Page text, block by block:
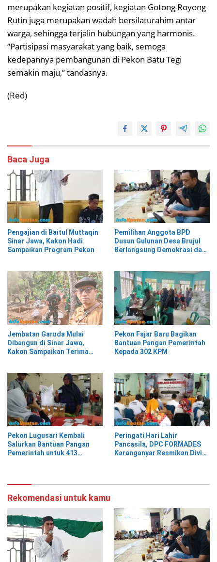
merupakan kegiatan positif, kegiatan Gotong Royong
Rutin juga merupakan wadah bersilaturahim antar
warga, sehingga terjalin hubungan yang harmonis.
“Partisipasi masyarakat yang baik, semoga
kedepannya pembangunan di Pekon Batu Tegi
semakin maju,” tandasnya.
(Red)
Baca Juga
Pengajian di Baitul Muttaqin
Sinar Jawa, Kakon Hadi
Sampaikan Program Pekon
Pemilihan Anggota BPD
Dusun Gulunan Desa Brujul
Berlangsung Demokrasi dan
Jembatan Garuda Mulai
Dibangun di Sinar Jawa,
Kakon Sampaikan Terima
Pekon Fajar Baru Bagikan
Bantuan Pangan Pemerintah
Kepada 302 KPM
Pekon Lugusari Kembali
Salurkan Bantuan Pangan
Pemerintah untuk 413
Peringati Hari Lahir
Pancasila, DPC FORMADES
Karanganyar Resmikan Divisi
Rekomendasi untuk kamu